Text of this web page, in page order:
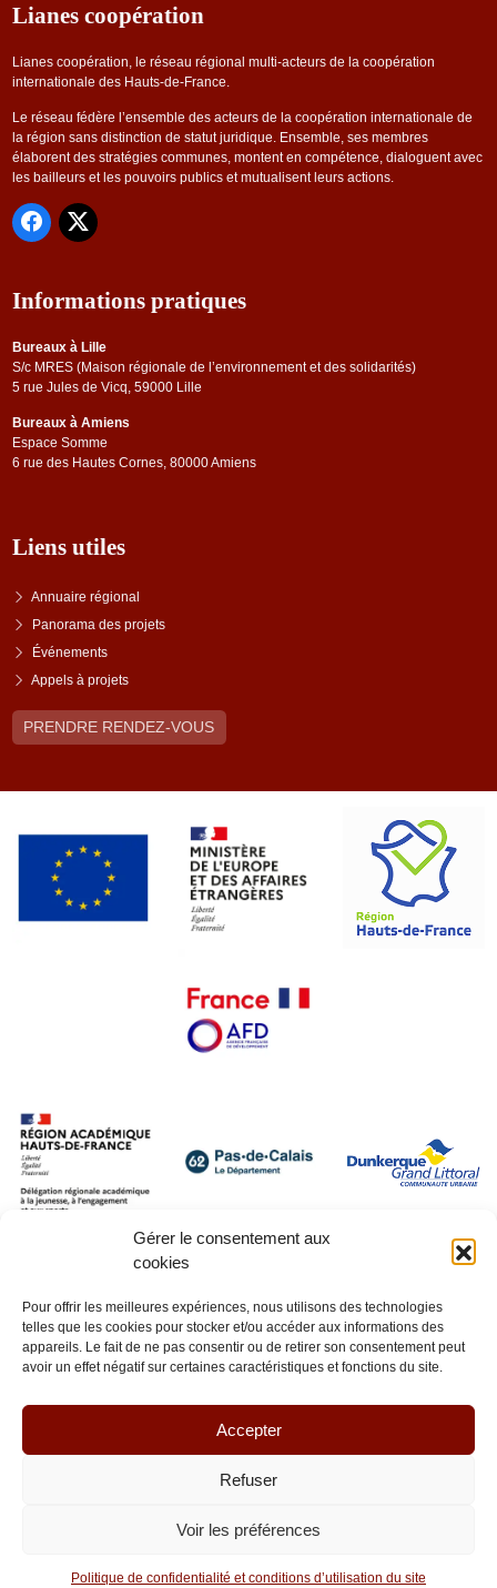
Gérer le consentement aux
cookies
Pour offrir les meilleures expériences, nous utilisons des technologies
telles que les cookies pour stocker et/ou accéder aux informations des
appareils. Le fait de ne pas consentir ou de retirer son consentement peut
avoir un effet négatif sur certaines caractéristiques et fonctions du site.
Accepter
Refuser
Voir les préférences
Politique de confidentialité et conditions d’utilisation du site
Lianes coopération
Lianes coopération, le réseau régional multi-acteurs de la coopération
internationale des Hauts-de-France.
Le réseau fédère l’ensemble des acteurs de la coopération internationale de
la région sans distinction de statut juridique. Ensemble, ses membres
élaborent des stratégies communes, montent en compétence, dialoguent avec
les bailleurs et les pouvoirs publics et mutualisent leurs actions.
Informations pratiques
Bureaux à Lille
S/c MRES (Maison régionale de l’environnement et des solidarités)
5 rue Jules de Vicq, 59000 Lille
Bureaux à Amiens
Espace Somme
6 rue des Hautes Cornes, 80000 Amiens
Liens utiles
Annuaire régional
Panorama des projets
Événements
Appels à projets
PRENDRE RENDEZ-VOUS
Réalisation : La Luciole Digitale